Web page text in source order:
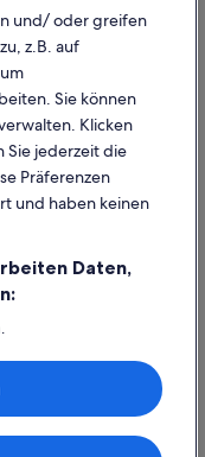
der Fluggesellschaft
und/ oder greifen
z.B. auf
Sie können
Klicken
Sie jederzeit die
Präferenzen
und haben keinen
Daten,
auf einem
Inhalte, Messung
von Inhalten,